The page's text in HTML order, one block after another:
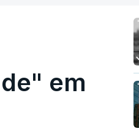
em